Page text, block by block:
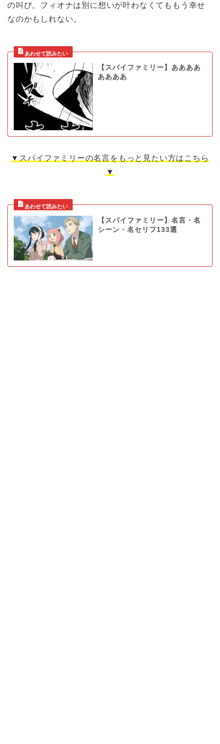
の叫び。フィオナは別に想いが叶わなくてももう幸せ
なのかもしれない。
【スパイファミリー】ああああ
ああああ
▼スパイファミリーの名言をもっと見たい方はこちら
▼
【スパイファミリー】名言・名
シーン・名セリフ133選